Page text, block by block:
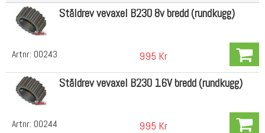
Artnr: 00243
Ståldrev vevaxel B230 8v bredd (rundkugg)
995 Kr
Artnr: 00244
Ståldrev vevaxel B230 16V bredd (rundkugg)
995 Kr